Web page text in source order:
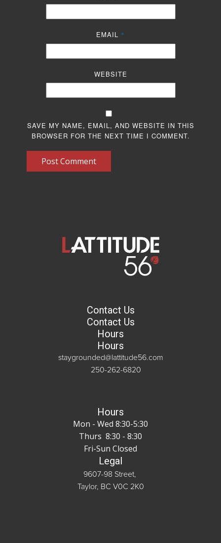
EMAIL *
WEBSITE
SAVE MY NAME, EMAIL, AND WEBSITE IN THIS
BROWSER FOR THE NEXT TIME I COMMENT.
Post Comment
Contact Us
Contact Us
Hours
Hours
staygrounded@lattitude56.com
250-262-6820
Hours
Mon - Wed 8:30-5:30
Thurs 8:30 - 8:30
Fri-Sun Closed
Legal
9607-98 Street,
Taylor, BC V0C 2K0